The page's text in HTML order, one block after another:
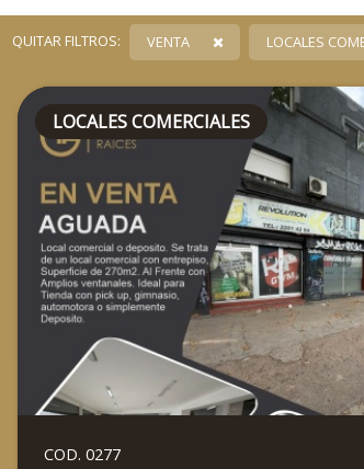
QUITAR FILTROS: VENTA LOCALES
LOCALES COMERCIALES
COD. 0277